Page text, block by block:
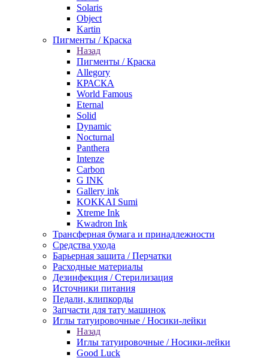
Solaris
Object
Kartin
Пигменты / Краска
Назад
Пигменты / Краска
Allegory
КРАСКА
World Famous
Eternal
Solid
Dynamic
Nocturnal
Panthera
Intenze
Carbon
G INK
Gallery ink
KOKKAI Sumi
Xtreme Ink
Kwadron Ink
Трансферная бумага и принадлежности
Средства ухода
Барьерная защита / Перчатки
Расходные материалы
Дезинфекция / Стерилизация
Источники питания
Педали, клипкорды
Запчасти для тату машинок
Иглы татуировочные / Носики-лейки
Назад
Иглы татуировочные / Носики-лейки
Good Luck